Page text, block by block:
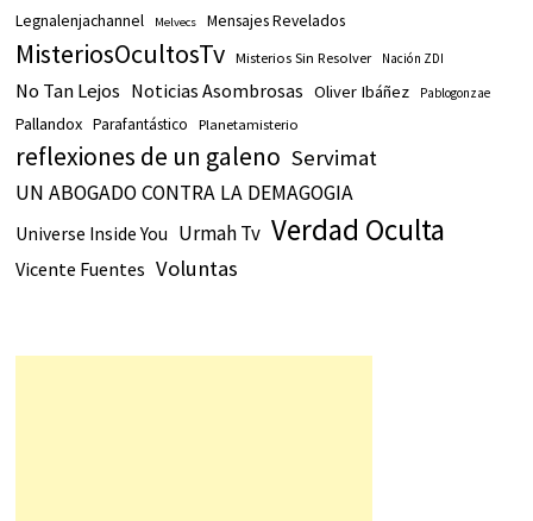
Legnalenjachannel Melvecs Mensajes Revelados
MisteriosOcultosTv Misterios Sin Resolver Nación ZDI
No Tan Lejos Noticias Asombrosas Oliver Ibáñez Pablogonzae
Pallandox Parafantástico Planetamisterio
reflexiones de un galeno Servimat
UN ABOGADO CONTRA LA DEMAGOGIA
Universe Inside You Urmah Tv Verdad Oculta
Vicente Fuentes Voluntas